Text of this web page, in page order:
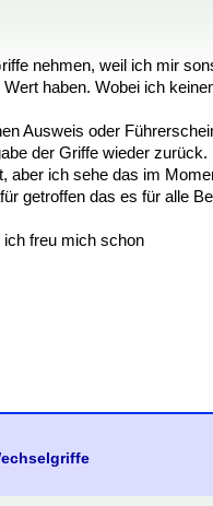
nehmen, weil ich mir
haben. Wobei ich
Ausweis oder
der Griffe wieder
aber ich sehe das im
getroffen das es für alle
freu mich schon